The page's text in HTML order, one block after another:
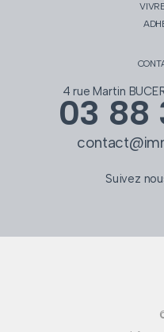
4 rue Martin
03 88
Suivez